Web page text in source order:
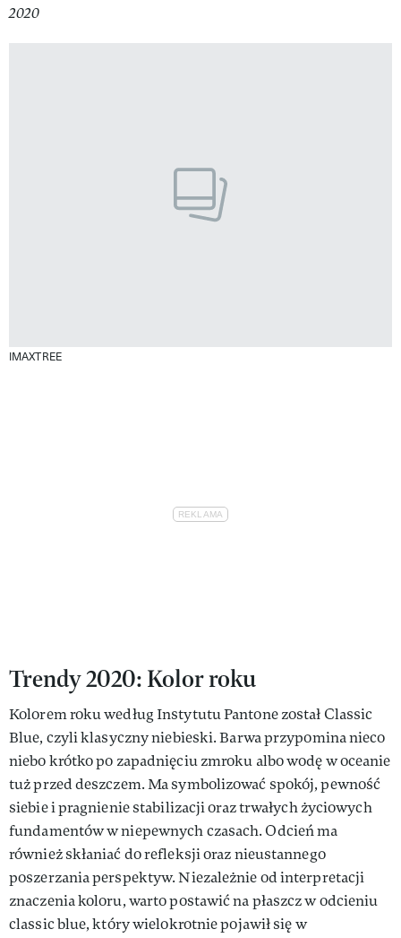
2020
IMAXTREE
Trendy 2020: Kolor roku
Kolorem roku według Instytutu Pantone został Classic
Blue, czyli klasyczny niebieski. Barwa przypomina nieco
niebo krótko po zapadnięciu zmroku albo wodę w oceanie
tuż przed deszczem. Ma symbolizować spokój, pewność
siebie i pragnienie stabilizacji oraz trwałych życiowych
fundamentów w niepewnych czasach. Odcień ma
również skłaniać do refleksji oraz nieustannego
poszerzania perspektyw. Niezależnie od interpretacji
znaczenia koloru, warto postawić na płaszcz w odcieniu
classic blue, który wielokrotnie pojawił się w